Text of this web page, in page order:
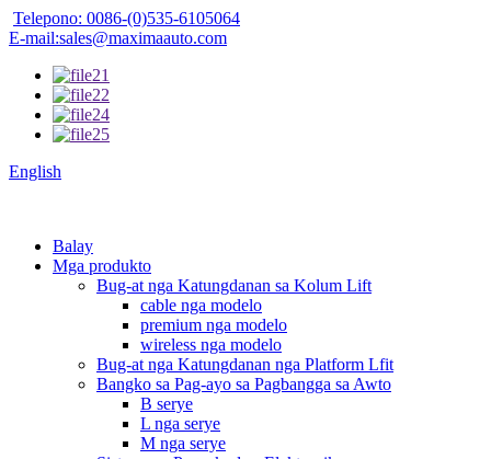
Telepono: 0086-(0)535-6105064
E-mail:sales@maximaauto.com
English
Balay
Mga produkto
Bug-at nga Katungdanan sa Kolum Lift
cable nga modelo
premium nga modelo
wireless nga modelo
Bug-at nga Katungdanan nga Platform Lfit
Bangko sa Pag-ayo sa Pagbangga sa Awto
B serye
L nga serye
M nga serye